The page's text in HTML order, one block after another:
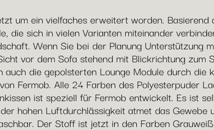
um ein vielfaches erweitert worden.
die sich in vielen Varianten miteinander
Wenn Sie bei der Planung Unterstützung
vor dem Sofa stehend mit Blickrichtung zum
die gepolsterten Lounge Module durch die
Fermob. Alle 24 Farben des Polyesterpuder
ist speziell für Fermob entwickelt. Es ist
hohen Luftdurchlässigkeit atmet das
Der Stoff ist jetzt in den Farben